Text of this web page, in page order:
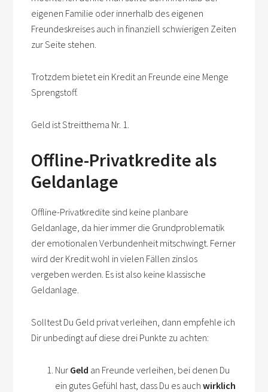
eigenen Familie oder innerhalb des eigenen
Freundeskreises auch in finanziell schwierigen Zeiten
zur Seite stehen.
Trotzdem bietet ein Kredit an Freunde eine Menge
Sprengstoff.
Geld ist Streitthema Nr. 1.
Offline-Privatkredite als
Geldanlage
Offline-Privatkredite sind keine planbare
Geldanlage, da hier immer die Grundproblematik
der emotionalen Verbundenheit mitschwingt. Ferner
wird der Kredit wohl in vielen Fällen zinslos
vergeben werden. Es ist also keine klassische
Geldanlage.
Solltest Du Geld privat verleihen, dann empfehle ich
Dir unbedingt auf diese drei Punkte zu achten:
Nur Geld an Freunde verleihen, bei denen Du
ein gutes Gefühl hast, dass Du es auchwirklich